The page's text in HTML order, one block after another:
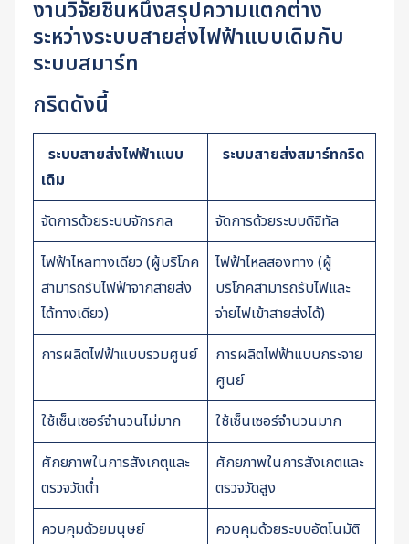
งานวิจัยชิ้นหนึ่งสรุปความแตกต่าง
ระหว่างระบบสายส่งไฟฟ้าแบบเดิมกับ
ระบบสมาร์ท
กริดดังนี้
ระบบสายส่งไฟฟ้าแบบ
เดิม
ระบบสายส่งสมาร์ทกริด
จัดการด้วยระบบจักรกล
จัดการด้วยระบบดิจิทัล
ไฟฟ้าไหลทางเดียว (ผู้บริโภค
สามารถรับไฟฟ้าจากสายส่ง
ได้ทางเดียว)
ไฟฟ้าไหลสองทาง (ผู้
บริโภคสามารถรับไฟและ
จ่ายไฟเข้าสายส่งได้)
การผลิตไฟฟ้าแบบรวมศูนย์
การผลิตไฟฟ้าแบบกระจาย
ศูนย์
ใช้เซ็นเซอร์จำนวนไม่มาก
ใช้เซ็นเซอร์จำนวนมาก
ศักยภาพในการสังเกตุและ
ตรวจวัดต่ำ
ศักยภาพในการสังเกตและ
ตรวจวัดสูง
ควบคุมด้วยมนุษย์
ควบคุมด้วยระบบอัตโนมัติ